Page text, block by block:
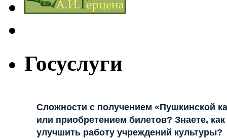
Госуслуги
Сложности с получением «Пушкинской
или приобретением билетов? Знаете, как
улучшить работу учреждений культуры?